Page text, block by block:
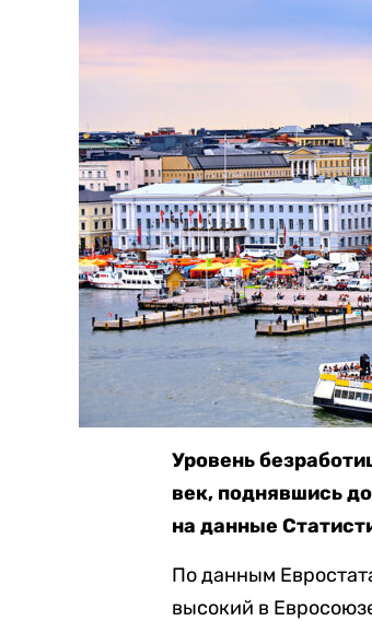
Уровень
век, поднявшись
на данные
По данным
высокий в